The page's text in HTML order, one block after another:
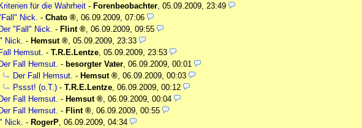
Kriterien für die Wahrheit - Forenbeobachter, 05.09.2009, 23:49
Nick. - Chato , 06.09.2009, 07:06
Der "Fall" Nick. - Flint , 06.09.2009, 09:55
Nick. - Hemsut , 05.09.2009, 23:33
Hemsut. - T.R.E.Lentze, 05.09.2009, 23:53
Der Fall Hemsut. - besorgter Vater, 06.09.2009, 00:01
Der Fall Hemsut. - Hemsut , 06.09.2009, 00:03
Pssst! (o.T.) - T.R.E.Lentze, 06.09.2009, 00:12
Der Fall Hemsut. - Hemsut , 06.09.2009, 00:04
Der Fall Hemsut. - Flint , 06.09.2009, 00:55
Nick. - RogerP, 06.09.2009, 04:34